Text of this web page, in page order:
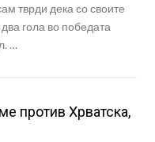
тврди дека со своите
два гола во победата
…
против Хрватска,